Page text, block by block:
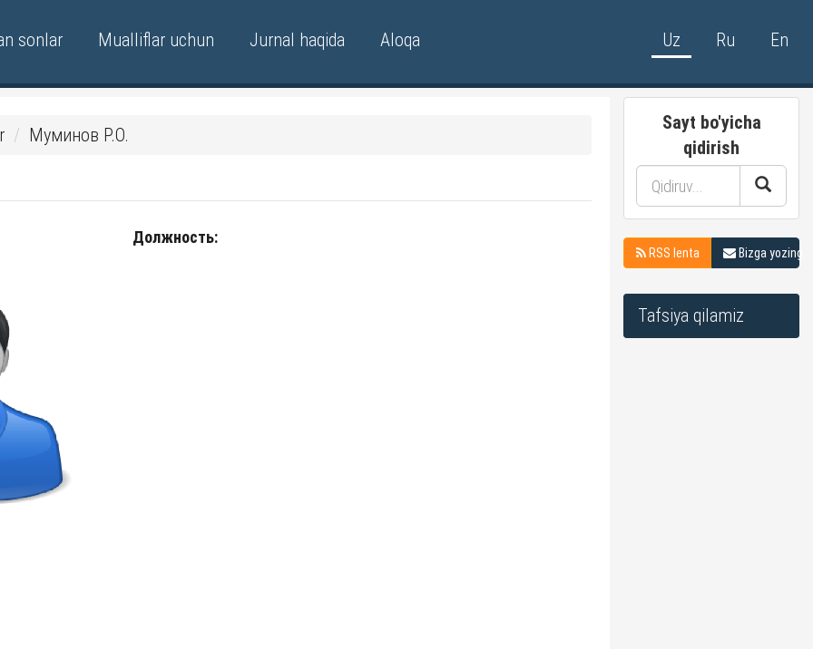
sonlar Mualliflar uchun Jurnal haqida Aloqa Uz Ru En
Муминов Р.О.
Должность:
Sayt bo'yicha
qidirish
RSS lenta Bizga yozing
Tafsiya qilamiz